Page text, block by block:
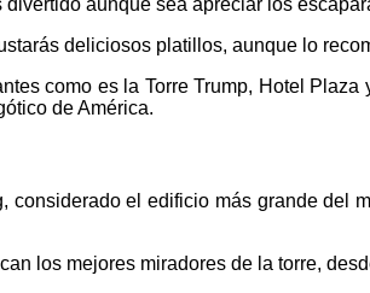
deliciosos platillos, aunque lo
como es la Torre Trump, Hotel
de América.
el edificio más grande del
los mejores miradores de la torre,